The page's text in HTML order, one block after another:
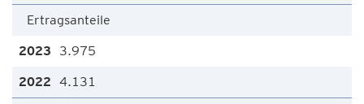
Ertragsanteile
3.975
4.131